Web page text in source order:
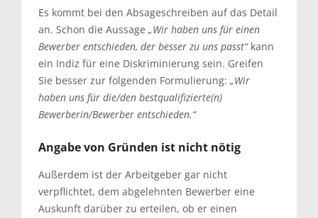
Es kommt bei den Absageschreiben auf das Detail
an. Schon die Aussage „Wir haben uns für einen
Bewerber entschieden, der besser zu uns passt“kann
ein Indiz für eine Diskriminierung sein. Greifen
Sie besser zur folgenden Formulierung: „Wir
haben uns für die/den bestqualifizierte(n)
Bewerberin/Bewerber entschieden.“
Angabe von Gründen ist nicht nötig
Außerdem ist der Arbeitgeber gar nicht
verpflichtet, dem abgelehnten Bewerber eine
Auskunft darüber zu erteilen, ob er einen